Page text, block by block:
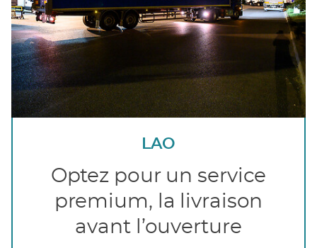
LAO
Optez pour un service
premium, la livraison
avant l’ouverture